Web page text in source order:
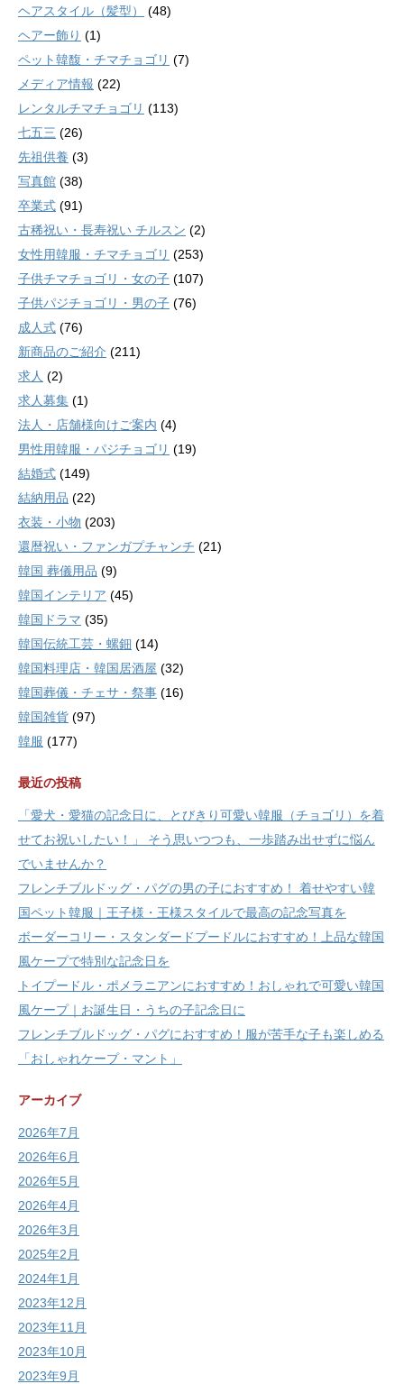
ヘアスタイル（髪型）
(48)
ヘアー飾り (1)
ペット韓馥・チマチョゴリ (7)
メディア情報 (22)
レンタルチマチョゴリ (113)
七五三 (26)
先祖供養 (3)
写真館 (38)
卒業式 (91)
古稀祝い・長寿祝い チルスン (2)
女性用韓服・チマチョゴリ (253)
子供チマチョゴリ・女の子 (107)
子供パジチョゴリ・男の子 (76)
成人式 (76)
新商品のご紹介 (211)
求人 (2)
求人募集 (1)
法人・店舗様向けご案内 (4)
男性用韓服・パジチョゴリ (19)
結婚式 (149)
結納用品 (22)
衣装・小物 (203)
還暦祝い・ファンガプチャンチ (21)
韓国 葬儀用品 (9)
韓国インテリア (45)
韓国ドラマ (35)
韓国伝統工芸・螺鈿 (14)
韓国料理店・韓国居酒屋 (32)
韓国葬儀・チェサ・祭事 (16)
韓国雑貨 (97)
韓服 (177)
最近の投稿
「愛犬・愛猫の記念日に、とびきり可愛い韓服（チョゴリ）を着
せてお祝いしたい！」 そう思いつつも、一歩踏み出せずに悩ん
でいませんか？
フレンチブルドッグ・パグの男の子におすすめ！ 着せやすい韓
国ペット韓服｜王子様・王様スタイルで最高の記念写真を
ボーダーコリー・スタンダードプードルにおすすめ！上品な韓国
風ケープで特別な記念日を
トイプードル・ポメラニアンにおすすめ！おしゃれで可愛い韓国
風ケープ｜お誕生日・うちの子記念日に
フレンチブルドッグ・パグにおすすめ！服が苦手な子も楽しめる
「おしゃれケープ・マント」
アーカイブ
2026年7月
2026年6月
2026年5月
2026年4月
2026年3月
2025年2月
2024年1月
2023年12月
2023年11月
2023年10月
2023年9月